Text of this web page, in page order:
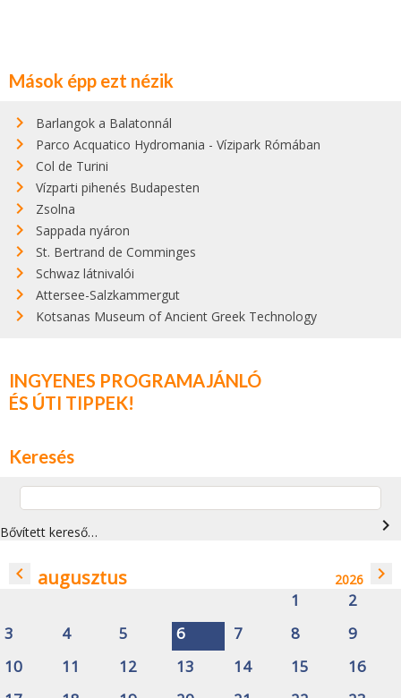
Mások épp ezt nézik
Barlangok a Balatonnál
Parco Acquatico Hydromania - Vízipark Rómában
Col de Turini
Vízparti pihenés Budapesten
Zsolna
Sappada nyáron
St. Bertrand de Comminges
Schwaz látnivalói
Attersee-Salzkammergut
Kotsanas Museum of Ancient Greek Technology
INGYENES PROGRAMAJÁNLÓ
ÉS ÚTI TIPPEK!
Keresés
Bővített kereső… navigate_next
navigate_before augusztus 2026 navigate_next
1
2
3
4 5 6 7 8
9
10
11 12 13 14 15
16